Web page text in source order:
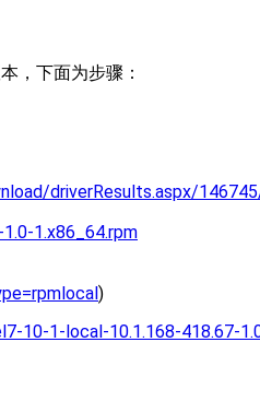
，下面为步骤：
driverResults.aspx/
1.x86_64.rpm
)
10-1-local-10.1.168-418.67-